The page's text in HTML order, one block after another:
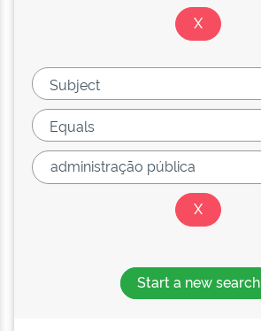
Start a new search